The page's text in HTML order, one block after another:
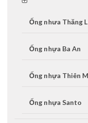
Ống nhưa Thăng
Ống nhựa Ba An
Ống nhựa Thiên
Ống nhựa Santo